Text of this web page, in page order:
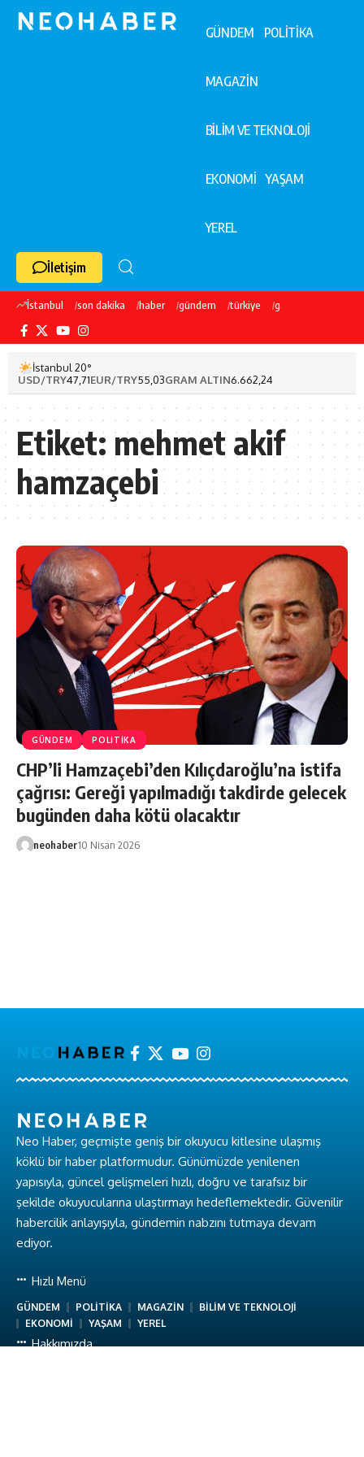
GÜNDEM POLİTİKA
MAGAZİN
BİLİM VE TEKNOLOJİ
EKONOMİ YAŞAM
YEREL
İletişim
İstanbul son dakika haber gündem türkiye galatasaray
İstanbul 20°
USD/TRY47,71EUR/TRY55,03GRAM ALTIN6.662,24
Etiket: mehmet akif
hamzaçebi
GÜNDEM POLİTİKA
CHP’li Hamzaçebi’den Kılıçdaroğlu’na istifa
çağrısı: Gereği yapılmadığı takdirde gelecek
bugünden daha kötü olacaktır
neohaber10 Nisan 2026
Neo Haber, geçmişte geniş bir okuyucu kitlesine ulaşmış
köklü bir haber platformudur. Günümüzde yenilenen
yapısıyla, güncel gelişmeleri hızlı, doğru ve tarafsız bir
şekilde okuyucularına ulaştırmayı hedeflemektedir. Güvenilir
habercilik anlayışıyla, gündemin nabzını tutmaya devam
ediyor.
Hızlı Menü
GÜNDEM POLİTİKA MAGAZİN
BİLİM VE TEKNOLOJİ
EKONOMİ
YAŞAM YEREL
Hakkımızda